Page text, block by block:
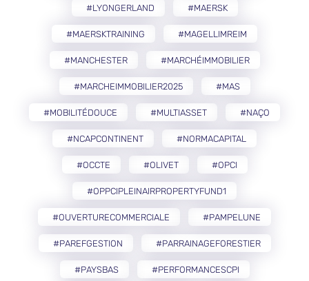
#LYONGERLAND #MAERSK
#MAERSKTRAINING #MAGELLIMREIM
#MANCHESTER #MARCHÉIMMOBILIER
#MARCHEIMMOBILIER2025 #MAS
#MOBILITÉDOUCE #MULTIASSET #NAÇO
#NCAPCONTINENT #NORMACAPITAL
#OCCTE #OLIVET #OPCI
#OPPCIPLEINAIRPROPERTYFUND1
#OUVERTURECOMMERCIALE #PAMPELUNE
#PAREFGESTION #PARRAINAGEFORESTIER
#PAYSBAS #PERFORMANCESCPI